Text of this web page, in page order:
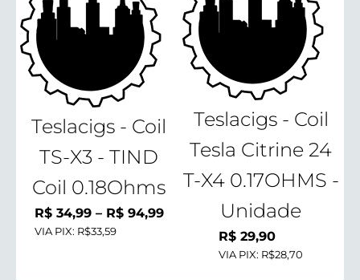
Teslacigs - Coil
TS-X3 - TIND
Coil 0.18Ohms
R$34,99 – R$94,99Faixa
VIA PIX: R$33,59
Teslacigs - Coil
Tesla Citrine 24
T-X4 0.17OHMS -
Unidade
R$ 29,90
VIA PIX: R$28,70